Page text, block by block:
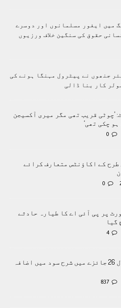
میں ایغور مسلمانوں اور دوسرے
حقوق کی سنگین خلاف ورزیوں
جنھوں نے پیٹرول مہنگا ہونے کی
کار بنا ڈالی
’چوٹی قریب تھی مگر میری آکسیجن
ہو چکی تھی‘
0
طرح کے اکاؤنٹس متعارف کرائے
0
پر پی آئی اے کا طیارہ حادثے
گیا
4
حتمی مالی سال 26 جائزے میں شرح سود میں اضافہ
837